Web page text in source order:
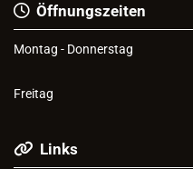
Öffnungszeiten
Montag - Donnerstag
Freitag
 Links